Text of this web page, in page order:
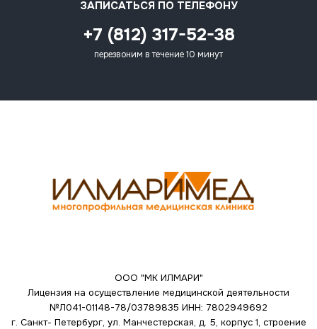
ЗАПИСАТЬСЯ ПО ТЕЛЕФОНУ
+7 (812) 317-52-38
перезвоним в течение 10 минут
ООО "МК ИЛМАРИ"
Лицензия на осуществление медицинской деятельности
№Л041-01148-78/03789835 ИНН: 7802949692
г. Санкт- Петербург, ул. Манчестерская, д. 5, корпус 1, строение